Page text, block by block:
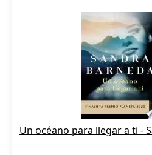
Un océano para llegar a ti -